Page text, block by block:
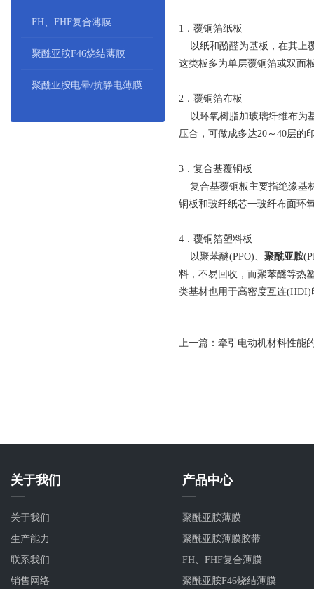
FH、FHF复合薄膜
聚酰亚胺F46烧结薄膜
聚酰亚胺电晕/抗静电薄膜
1．覆铜箔纸板
以纸和酚醛为基板，在其上
这类板多为单层覆铜箔或双面
2．覆铜箔布板
以环氧树脂加玻璃纤维布为
压合，可做成多达20～40层的
3．复合基覆铜板
复合基覆铜板主要指绝缘基
铜板和玻纤纸芯一玻纤布面环
4．覆铜箔塑料板
以聚苯醚(PPO)、 聚酰亚胺
料，不易回收，而聚苯醚等热
类基材也用于高密度互连
上一篇：牵引电动机材料性能
关于我们
关于我们
生产能力
联系我们
销售网络
产品中心
聚酰亚胺薄膜
聚酰亚胺薄膜胶带
FH、FHF复合薄膜
聚酰亚胺F46烧结薄膜